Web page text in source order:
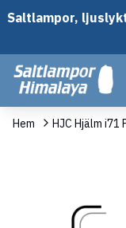
Saltlampor,
Hem HJC Hjälm i71